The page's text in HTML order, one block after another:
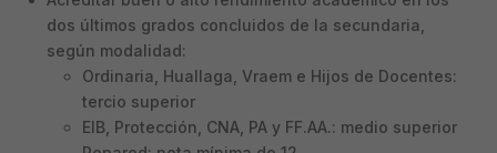
dos últimos grados concluidos de la secundaria,
según modalidad:
Ordinaria, Huallaga, Vraem e Hijos de Docentes:
tercio superior
EIB, Protección, CNA, PA y FF.AA.: medio superior